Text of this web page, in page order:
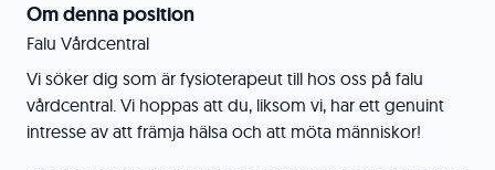
Om denna position
Falu Vårdcentral
Vi söker dig som är fysioterapeut till hos oss på falu
vårdcentral. Vi hoppas att du, liksom vi, har ett genuint
intresse av att främja hälsa och att möta människor!